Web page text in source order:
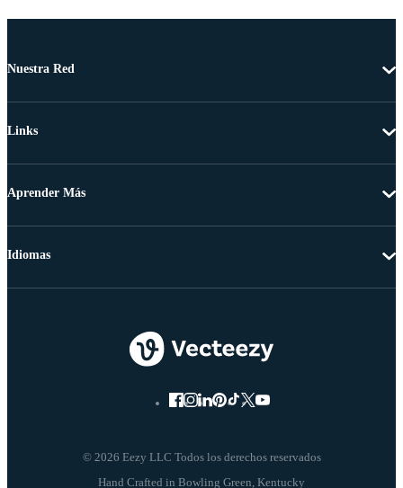
Nuestra Red
Links
Aprender Más
© 2026 Eezy LLC Todos los derechos reservados
Idiomas